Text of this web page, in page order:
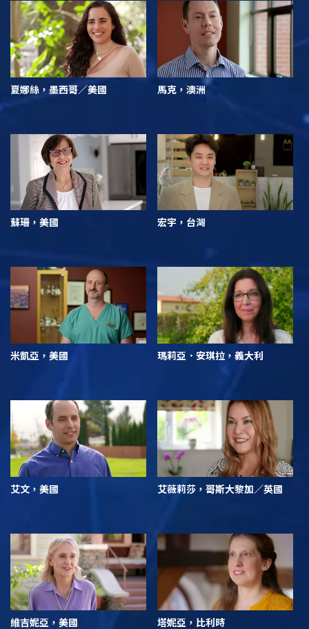
夏娜絲，墨西哥／美國 馬克，澳洲
蘇珊，美國 宏宇，台灣
米凱亞，美國 瑪莉亞．安琪拉，義大利
艾文，美國 艾薇莉莎，哥斯大黎加／英國
維吉妮亞，美國 塔妮亞，比利時